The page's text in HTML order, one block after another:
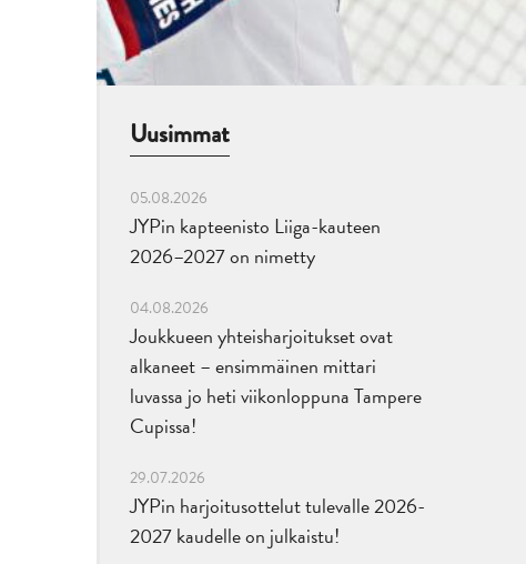
Uusimmat
05.08.2026
JYPin kapteenisto Liiga-kauteen
2026–2027 on nimetty
04.08.2026
Joukkueen yhteisharjoitukset ovat
alkaneet – ensimmäinen mittari
luvassa jo heti viikonloppuna Tampere
Cupissa!
29.07.2026
JYPin harjoitusottelut tulevalle 2026-
2027 kaudelle on julkaistu!